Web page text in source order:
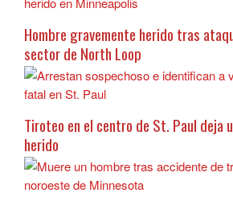
Hombre gravemente herido tras
sector de North Loop
Tiroteo en el centro de St. Paul deja
herido